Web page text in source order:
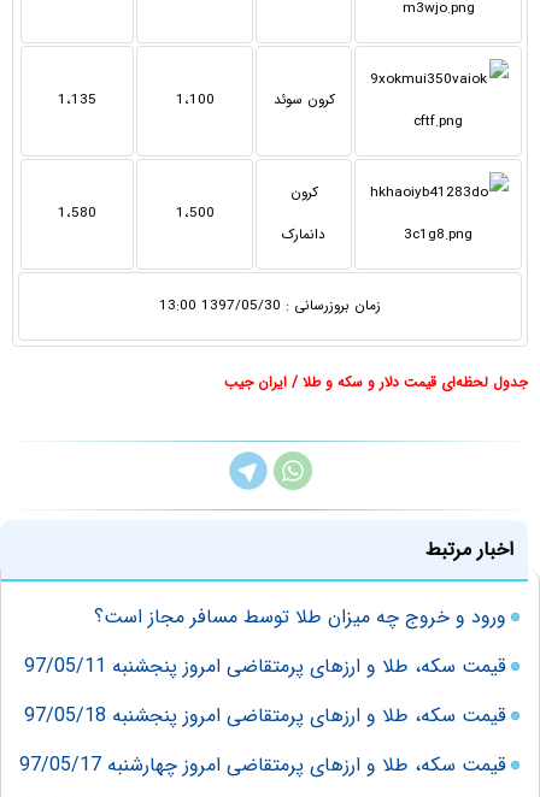
کرون سوئد 1،100 1،135
کرون
دانمارک
1،500 1،580
زمان بروزرسانی : 1397/05/30 13:00
جدول لحظه‌ای قیمت دلار و سکه و طلا / ایران جیب
اخبار مرتبط
ورود و خروج چه میزان طلا توسط مسافر مجاز است؟
قیمت سکه، طلا و ارزهای پرمتقاضی امروز پنجشنبه 97/05/11
قیمت سکه، طلا و ارزهای پرمتقاضی امروز پنجشنبه 97/05/18
قیمت سکه، طلا و ارزهای پرمتقاضی امروز چهارشنبه 97/05/17